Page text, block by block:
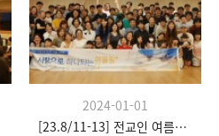
2024-01-01
[23.8/11-13] 전교인 여름수련회